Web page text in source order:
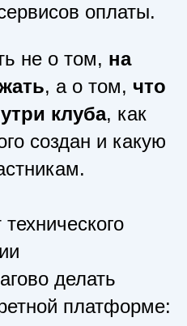
оплаты.
не о том, на
, а о том, что
клуба, как
создан и какую
делать
платформе: